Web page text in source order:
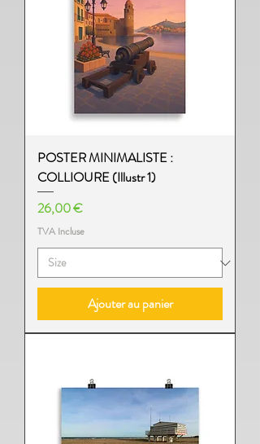
POSTER MINIMALISTE :
COLLIOURE (Illustr 1)
Prix
26,00 €
TVA Incluse
Ajouter au panier